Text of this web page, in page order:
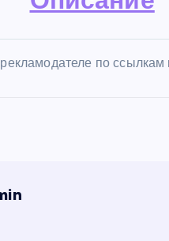
по ссылкам